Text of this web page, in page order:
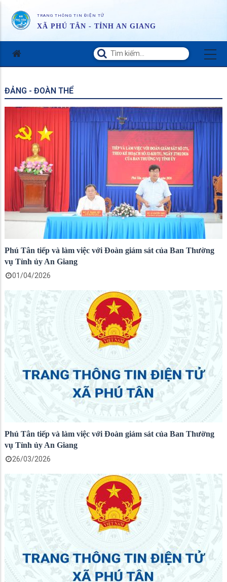
TRANG THÔNG TIN ĐIỆN TỬ
XÃ PHÚ TÂN - TỈNH AN GIANG
ĐẢNG - ĐOÀN THỂ
Phú Tân tiếp và làm việc với Đoàn giám sát của Ban Thường
vụ Tỉnh ủy An Giang
01/04/2026
Phú Tân tiếp và làm việc với Đoàn giám sát của Ban Thường
vụ Tỉnh ủy An Giang
26/03/2026